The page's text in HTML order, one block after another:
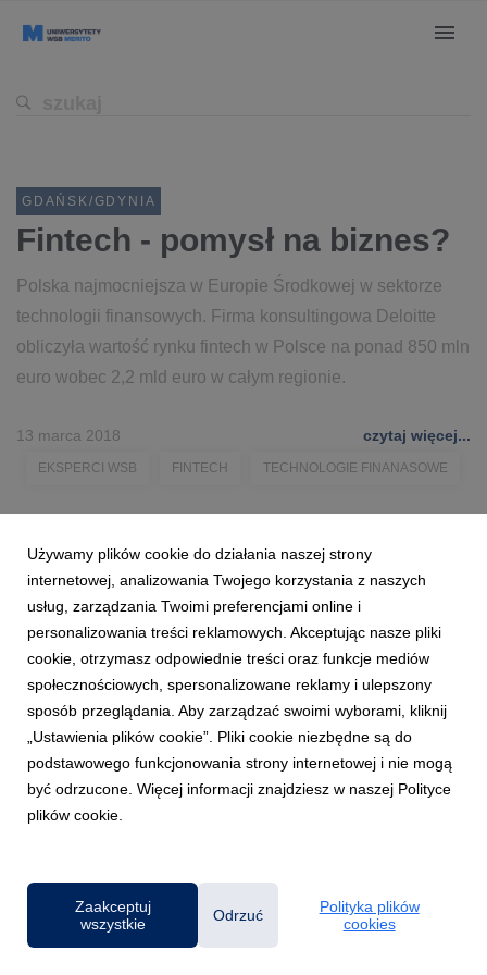
GDAŃSK/GDYNIA
Fintech - pomysł na biznes?
Polska najmocniejsza w Europie Środkowej w sektorze
technologii finansowych. Firma konsultingowa Deloitte
obliczyła wartość rynku fintech w Polsce na ponad 850 mln
euro wobec 2,2 mld euro w całym regionie.
13 marca 2018 czytaj więcej...
EKSPERCI WSB FINTECH TECHNOLOGIE FINANASOWE
Używamy plików cookie do działania naszej strony
internetowej, analizowania Twojego korzystania z naszych
usług, zarządzania Twoimi preferencjami online i
personalizowania treści reklamowych. Akceptując nasze pliki
cookie, otrzymasz odpowiednie treści oraz funkcje mediów
społecznościowych, spersonalizowane reklamy i ulepszony
sposób przeglądania. Aby zarządzać swoimi wyborami, kliknij
„Ustawienia plików cookie”. Pliki cookie niezbędne są do
podstawowego funkcjonowania strony internetowej i nie mogą
być odrzucone. Więcej informacji znajdziesz w naszej Polityce
plików cookie.
Zaakceptuj
wszystkie
Odrzuć
Polityka plików
cookies